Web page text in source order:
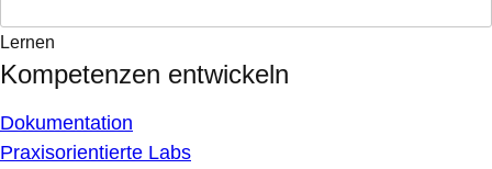
Lernen
Kompetenzen entwickeln
Dokumentation
Praxisorientierte Labs